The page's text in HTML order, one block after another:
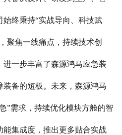
终秉持“实战导向、科技赋
聚焦一线痛点，持续技术创
一步丰富了森源鸿马应急装
备的短板。未来，森源鸿马
”需求，持续优化模块方舱的智
集成度，推出更多贴合实战